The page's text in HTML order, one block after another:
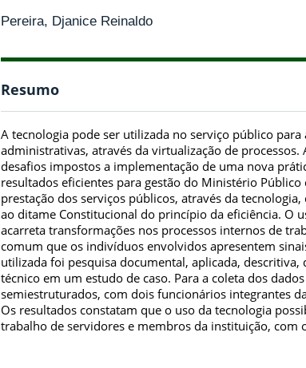
Pereira, Djanice Reinaldo
Resumo
A tecnologia pode ser utilizada no serviço público
administrativas, através da virtualização de
desafios impostos a implementação de uma nova
resultados eficientes para gestão do Ministério
prestação dos serviços públicos, através da
ao ditame Constitucional do princípio da eficiência. O
acarreta transformações nos processos internos de
comum que os indivíduos envolvidos apresentem
utilizada foi pesquisa documental, aplicada,
técnico em um estudo de caso. Para a coleta dos
semiestruturados, com dois funcionários integrantes
Os resultados constatam que o uso da tecnologia
trabalho de servidores e membros da instituição, com